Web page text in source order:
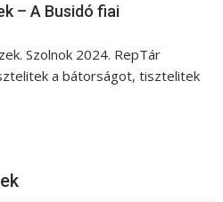
– A Busidó fiai
Szolnok 2024. RepTár
a bátorságot, tisztelitek